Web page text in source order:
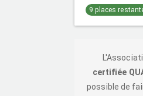
9 places
certifiée
possible de